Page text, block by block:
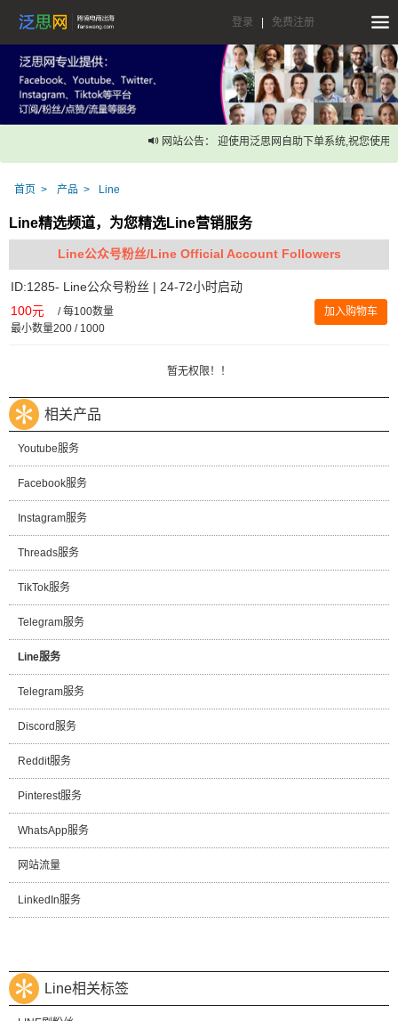
登录 免费注册
网站公告： 迎使用泛思网自助下单系统,祝您使用愉
首页 产品 Line
Line精选频道，为您精选Line营销服务
Line公众号粉丝/Line Official Account Followers
ID:1285- Line公众号粉丝 | 24-72小时启动
100元 /每100数量
最小数量200 / 1000
加入购物车
暂无权限！！
相关产品
Youtube服务
Facebook服务
Instagram服务
Threads服务
TikTok服务
Telegram服务
Line服务
Telegram服务
Discord服务
Reddit服务
Pinterest服务
WhatsApp服务
网站流量
LinkedIn服务
Line相关标签